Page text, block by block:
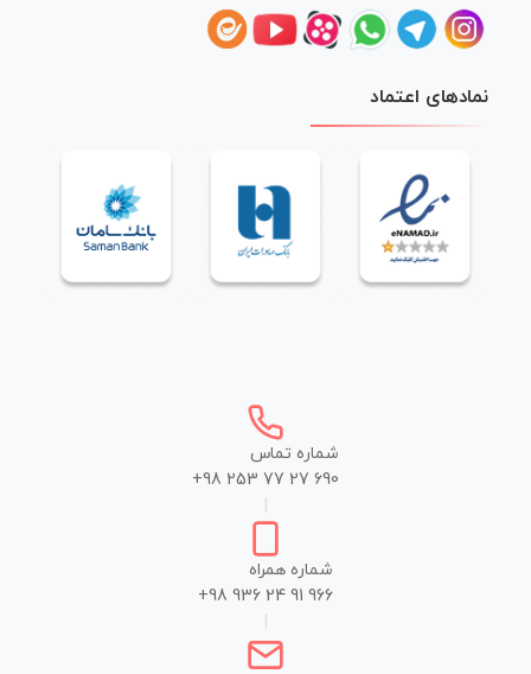
نمادهای اعتماد
شماره تماس
+98 253 77 27 690
شماره همراه
+98 936 24 91 966